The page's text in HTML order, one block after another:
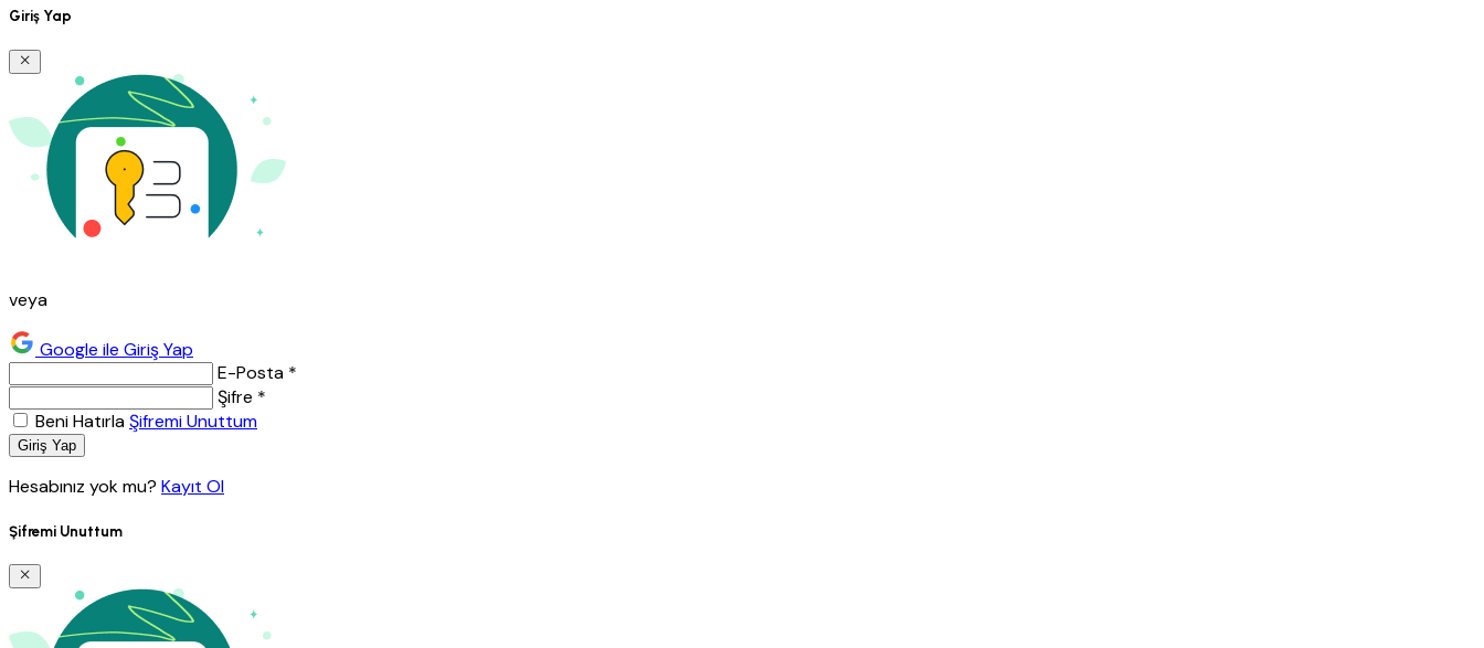
Giriş Yap
veya
Google ile Giriş Yap
E-Posta *
Şifre *
Beni HatırlaŞifremi Unuttum
Giriş Yap
Hesabınız yok mu? Kayıt Ol
Şifremi Unuttum